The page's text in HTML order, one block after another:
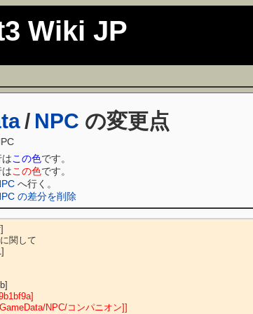
Wiki JP
/ NPC の変更点
この色です。
この色です。
へ行く。
の差分を削除
関して
NPC/コンパニオン]]